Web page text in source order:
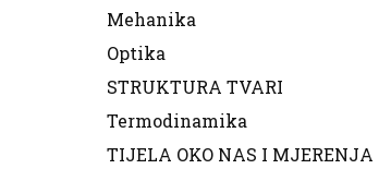
Mehanika
Optika
STRUKTURA TVARI
Termodinamika
TIJELA OKO NAS I MJERENJA